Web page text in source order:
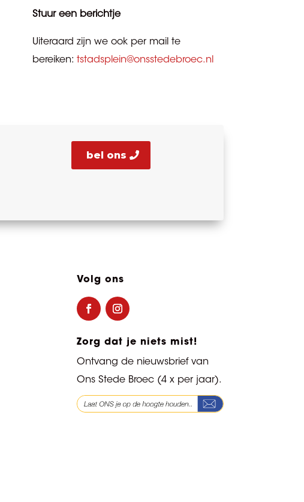
Stuur een berichtje
Uiteraard zijn we ook per mail te
bereiken: tstadsplein@onsstedebroec.nl
bel ons
Volg ons
Zorg dat je niets mist!
Ontvang de nieuwsbrief van
Ons Stede Broec (4 x per jaar).